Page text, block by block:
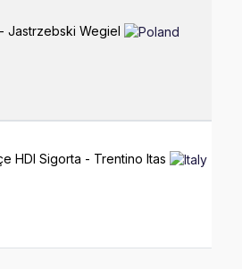
Jastrzebski Wegiel
HDI Sigorta - Trentino Itas